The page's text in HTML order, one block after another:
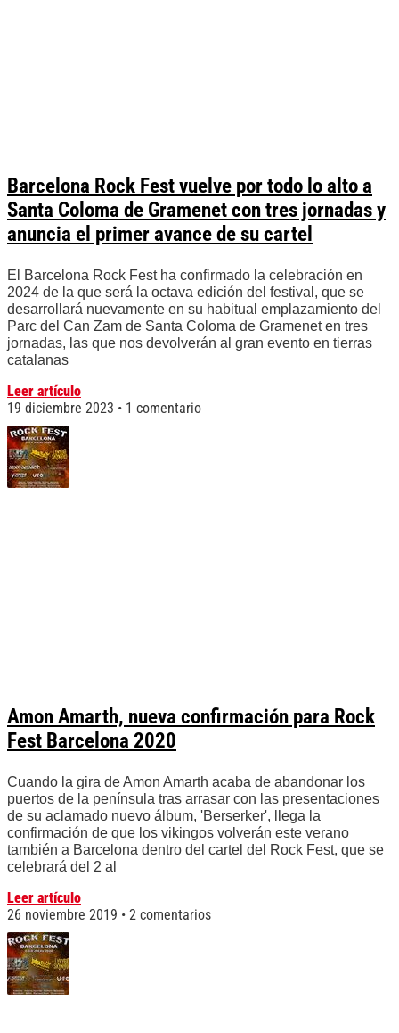
Barcelona Rock Fest vuelve por todo lo alto a
Santa Coloma de Gramenet con tres jornadas y
anuncia el primer avance de su cartel
El Barcelona Rock Fest ha confirmado la celebración en
2024 de la que será la octava edición del festival, que se
desarrollará nuevamente en su habitual emplazamiento del
Parc del Can Zam de Santa Coloma de Gramenet en tres
jornadas, las que nos devolverán al gran evento en tierras
catalanas
Leer artículo
19 diciembre 2023
1 comentario
Amon Amarth, nueva confirmación para Rock
Fest Barcelona 2020
Cuando la gira de Amon Amarth acaba de abandonar los
puertos de la península tras arrasar con las presentaciones
de su aclamado nuevo álbum, 'Berserker', llega la
confirmación de que los vikingos volverán este verano
también a Barcelona dentro del cartel del Rock Fest, que se
celebrará del 2 al
Leer artículo
26 noviembre 2019
2 comentarios